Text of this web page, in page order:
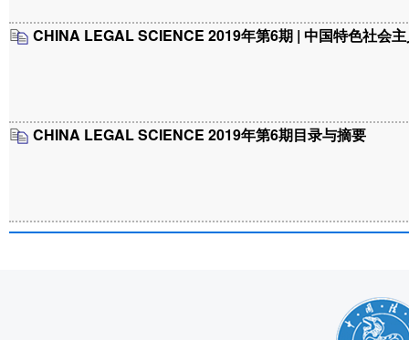
CHINA LEGAL SCIENCE 2019年第6期 | 中国特色社会
CHINA LEGAL SCIENCE 2019年第6期目录与摘要